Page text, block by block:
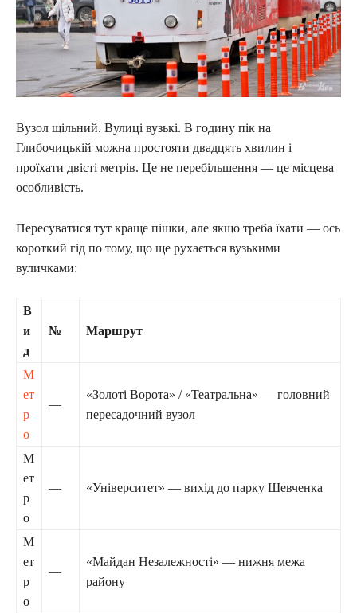
Вузол щільний. Вулиці вузькі. В годину пік на
Глибочицькій можна простояти двадцять хвилин і
проїхати двісті метрів. Це не перебільшення — це місцева
особливість.
Пересуватися тут краще пішки, але якщо треба їхати — ось
короткий гід по тому, що ще рухається вузькими
вуличками:
В
и
д
№ Маршрут
М
ет
р
о
—
«Золоті Ворота» / «Театральна» — головний
пересадочний вузол
М
ет
р
о
— «Університет» — вихід до парку Шевченка
М
ет
р
о
—
«Майдан Незалежності» — нижня межа
району